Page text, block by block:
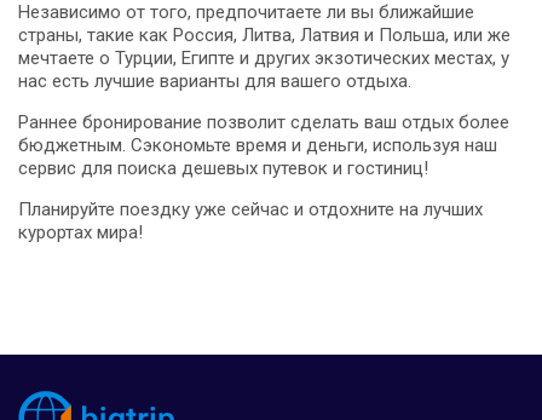
Независимо от того, предпочитаете ли вы ближайшие
страны, такие как Россия, Литва, Латвия и Польша, или же
мечтаете о Турции, Египте и других экзотических местах, у
нас есть лучшие варианты для вашего отдыха.
Раннее бронирование позволит сделать ваш отдых более
бюджетным. Сэкономьте время и деньги, используя наш
сервис для поиска дешевых путевок и гостиниц!
Планируйте поездку уже сейчас и отдохните на лучших
курортах мира!